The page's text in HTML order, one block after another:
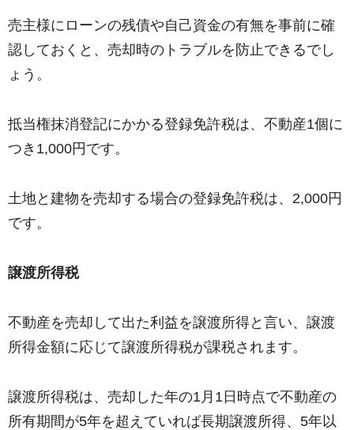
売主様にローンの残債や自己資金の有無を事前に確
認しておくと、売却時のトラブルを防止できるでし
ょう。
抵当権抹消登記にかかる登録免許税は、不動産1個に
つき1,000円です。
土地と建物を売却する場合の登録免許税は、2,000円
です。
譲渡所得税
不動産を売却して出た利益を譲渡所得と言い、譲渡
所得金額に応じて譲渡所得税が課税されます。
譲渡所得税は、売却した年の1月1日時点で不動産の
所有期間が5年を超えていれば長期譲渡所得、5年以